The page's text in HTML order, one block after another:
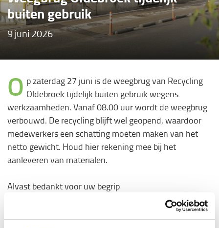
buiten gebruik
9 juni 2026
O p zaterdag 27 juni is de weegbrug van Recycling
Oldebroek tijdelijk buiten gebruik wegens
werkzaamheden. Vanaf 08.00 uur wordt de weegbrug
verbouwd. De recycling blijft wel geopend, waardoor
medewerkers een schatting moeten maken van het
netto gewicht. Houd hier rekening mee bij het
aanleveren van materialen.
Alvast bedankt voor uw begrip